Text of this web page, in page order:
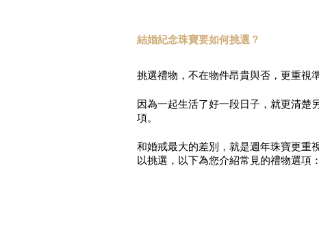
結婚紀念珠寶要如何挑選？
挑選禮物，不在物件昂貴與否，更重視
因為一起生活了好一段日子，就更清楚
項。
和婚戒最大的差別，就是週年珠寶更重
以挑選，以下為您介紹常見的禮物選項：